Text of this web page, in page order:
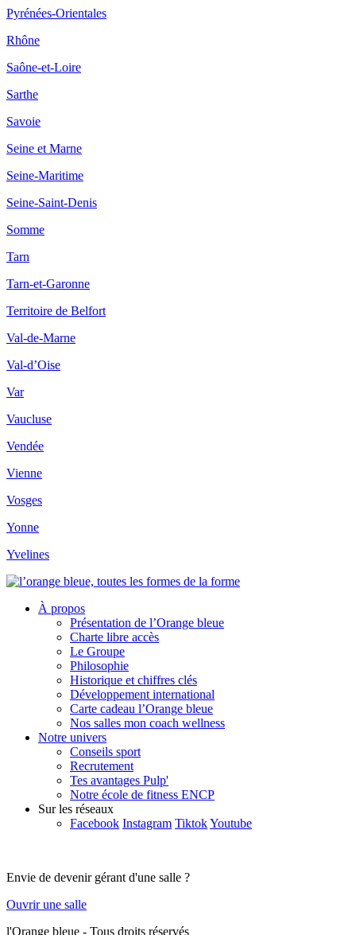
Pyrénées-Orientales
Rhône
Saône-et-Loire
Sarthe
Savoie
Seine et Marne
Seine-Maritime
Seine-Saint-Denis
Somme
Tarn
Tarn-et-Garonne
Territoire de Belfort
Val-de-Marne
Val-d’Oise
Var
Vaucluse
Vendée
Vienne
Vosges
Yonne
Yvelines
À propos
Présentation de l’Orange bleue
Charte libre accès
Le Groupe
Philosophie
Historique et chiffres clés
Développement international
Carte cadeau l’Orange bleue
Nos salles mon coach wellness
Notre univers
Conseils sport
Recrutement
Tes avantages Pulp'
Notre école de fitness ENCP
Sur les réseaux
Facebook Instagram TiktokYoutube
Envie de devenir gérant d'une salle ?
Ouvrir une salle
l'Orange bleue - Tous droits réservés